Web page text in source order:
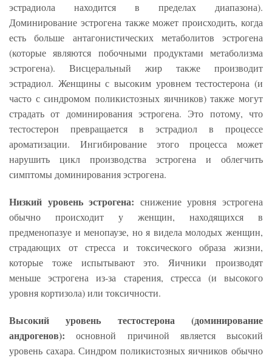
эстрадиола находится в пределах диапазона).
Доминирование эстрогена также может происходить, когда
есть больше антагонистических метаболитов эстрогена
(которые являются побочными продуктами метаболизма
эстрогена). Висцеральный жир также производит
эстрадиол. Женщины с высоким уровнем тестостерона (и
часто с синдромом поликистозных яичников) также могут
страдать от доминирования эстрогена. Это потому, что
тестостерон превращается в эстрадиол в процессе
ароматизации. Ингибирование этого процесса может
нарушить цикл производства эстрогена и облегчить
симптомы доминирования эстрогена.
Низкий уровень эстрогена: снижение уровня эстрогена
обычно происходит у женщин, находящихся в
предменопазуе и менопаузе, но я видела молодых женщин,
страдающих от стресса и токсического образа жизни,
которые тоже испытывают это. Яичники производят
меньше эстрогена из-за старения, стресса (и высокого
уровня кортизола) или токсичности.
Высокий уровень тестостерона (доминирование
андрогенов): основной причиной является высокий
уровень сахара. Синдром поликистозных яичников обычно